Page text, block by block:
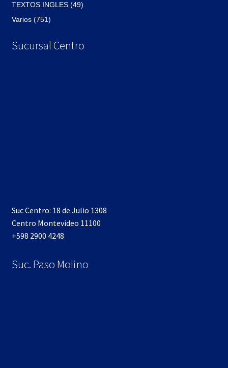
TEXTOS INGLES (49)
Varios (751)
Sucursal Centro
Suc Centro: 18 de Julio 1308
Centro Montevideo 11100
+598 2900 4248
Suc. Paso Molino